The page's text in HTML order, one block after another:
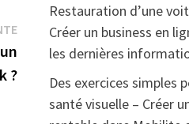
Publication
suivante :
?
Restauration d’une
Créer un business en
les dernières
Des exercices simples
santé visuelle – Créer